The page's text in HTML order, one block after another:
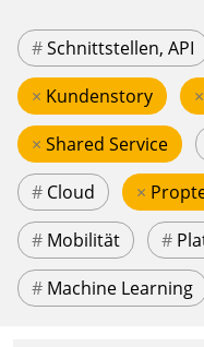
#Schnittstellen, API
× Kundenstory ×
× Shared Service
# Cloud ×
# Mobilität #
# Machine Learning